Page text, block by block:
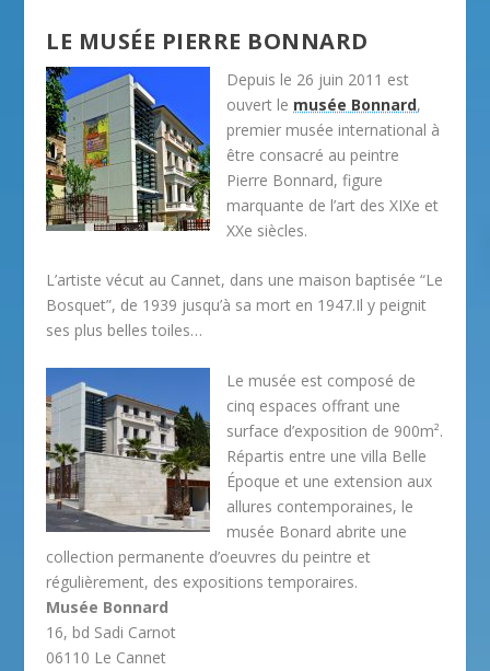
LE MUSÉE PIERRE BONNARD
Depuis le 26 juin 2011 est
ouvert le musée Bonnard,
premier musée international à
être consacré au peintre
Pierre Bonnard, figure
marquante de l’art des XIXe et
XXe siècles.
L’artiste vécut au Cannet, dans une maison baptisée “Le
Bosquet”, de 1939 jusqu’à sa mort en 1947.Il y peignit
ses plus belles toiles…
Le musée est composé de
cinq espaces offrant une
surface d’exposition de 900m².
Répartis entre une villa Belle
Époque et une extension aux
allures contemporaines, le
musée Bonard abrite une
collection permanente d’oeuvres du peintre et
régulièrement, des expositions temporaires.
Musée Bonnard
16, bd Sadi Carnot
06110 Le Cannet